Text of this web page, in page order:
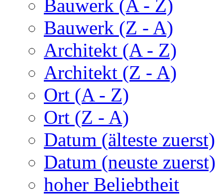
Bauwerk (A - Z)
Bauwerk (Z - A)
Architekt (A - Z)
Architekt (Z - A)
Ort (A - Z)
Ort (Z - A)
Datum (älteste zuerst)
Datum (neuste zuerst)
hoher Beliebtheit